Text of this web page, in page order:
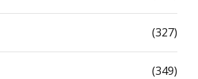
(327)
(349)